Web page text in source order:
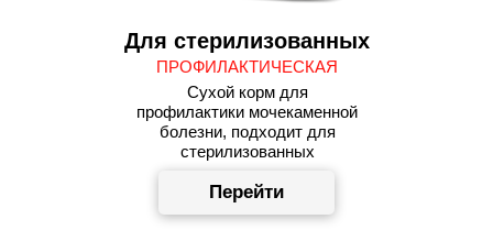
Для стерилизованных
Сухой корм для
профилактики мочекаменной
болезни, подходит для
стерилизованных
ПРОФИЛАКТИЧЕСКАЯ
Перейти